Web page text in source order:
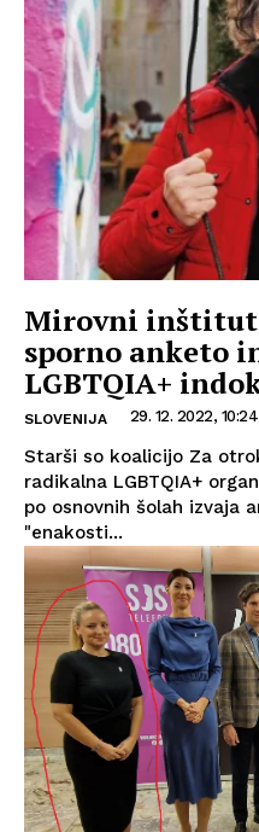
Mirovni inštitut
sporno anketo
LGBTQIA+
SLOVENIJA 29. 12. 2022, 10:24
Starši so koalicijo Za
radikalna LGBTQIA+
po osnovnih šolah izvaja
"enakosti...